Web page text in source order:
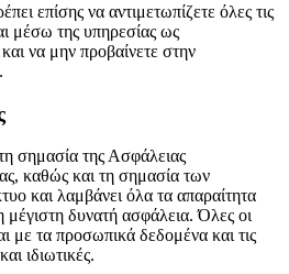
επίσης να αντιμετωπίζετε όλες τις
μέσω της υπηρεσίας ως
και να μην προβαίνετε στην
σημασία της Ασφάλειας
καθώς και τη σημασία των
και λαμβάνει όλα τα απαραίτητα
μέγιστη δυνατή ασφάλεια. Όλες οι
με τα προσωπικά δεδομένα και τις
ιδιωτικές.